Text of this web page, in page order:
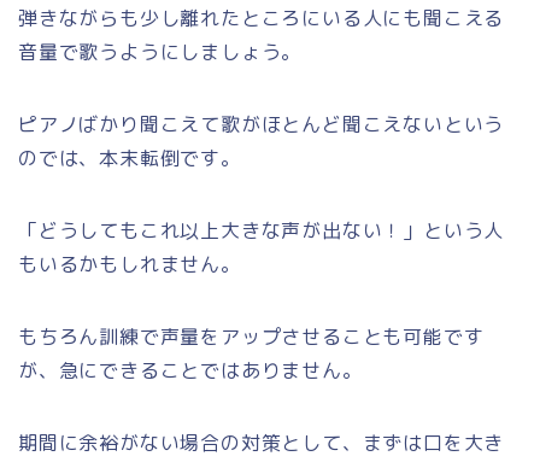
弾きながらも少し離れたところにいる人にも聞こえる
音量で歌うようにしましょう。
ピアノばかり聞こえて歌がほとんど聞こえないという
のでは、本末転倒です。
「どうしてもこれ以上大きな声が出ない！」という人
もいるかもしれません。
もちろん訓練で声量をアップさせることも可能です
が、急にできることではありません。
期間に余裕がない場合の対策として、まずは口を大き